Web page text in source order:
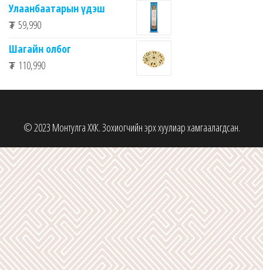
Улаанбаатарын үдэш
₮ 59,990
Шагайн олбог
₮ 110,990
© 2023 Монтулга ХХК. Зохиогчийн эрх хуулиар хамгаалагдсан.